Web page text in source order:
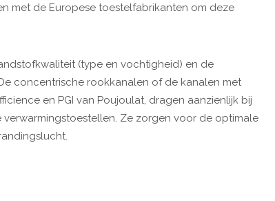
met de Europese toestelfabrikanten om deze
(type en vochtigheid) en de
concentrische rookkanalen of de kanalen met
en PGI van Poujoulat, dragen aanzienlijk bij
Ze zorgen voor de optimale